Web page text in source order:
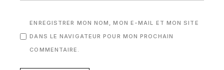
ENREGISTRER MON NOM, MON E-MAIL ET MON SITE
DANS LE NAVIGATEUR POUR MON PROCHAIN
COMMENTAIRE.